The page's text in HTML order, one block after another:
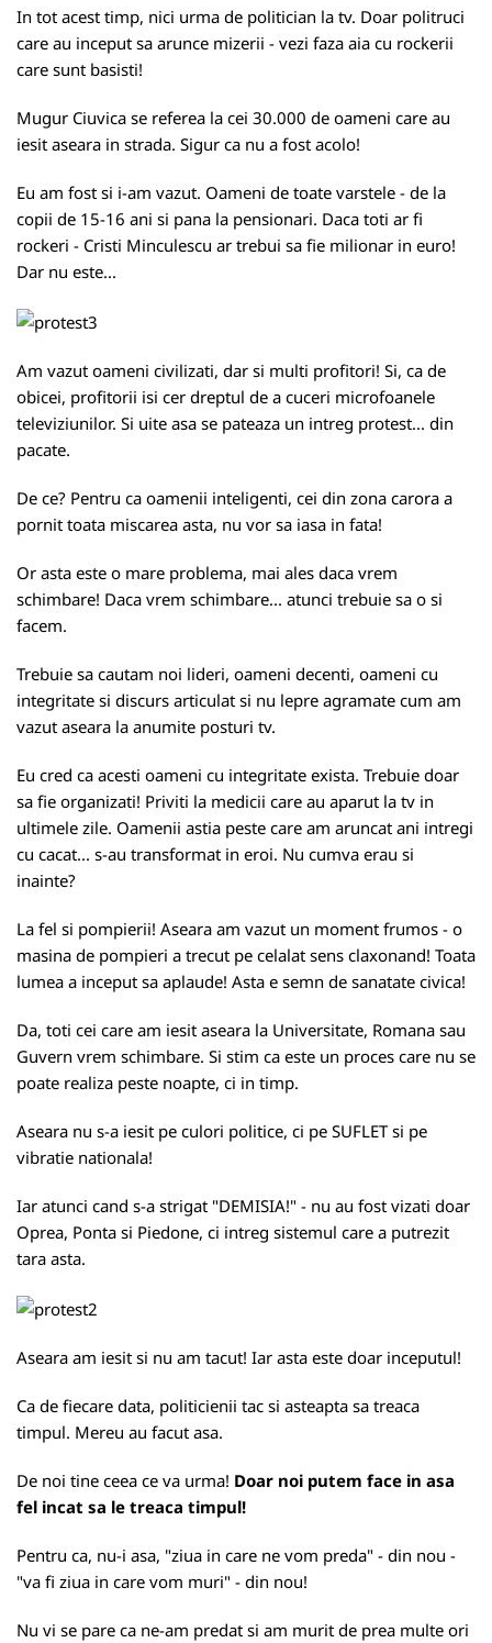
In tot acest timp, nici urma de politician la tv. Doar politruci
care au inceput sa arunce mizerii - vezi faza aia cu rockerii
care sunt basisti!
Mugur Ciuvica se referea la cei 30.000 de oameni care au
iesit aseara in strada. Sigur ca nu a fost acolo!
Eu am fost si i-am vazut. Oameni de toate varstele - de la
copii de 15-16 ani si pana la pensionari. Daca toti ar fi
rockeri - Cristi Minculescu ar trebui sa fie milionar in euro!
Dar nu este...
Am vazut oameni civilizati, dar si multi profitori! Si, ca de
obicei, profitorii isi cer dreptul de a cuceri microfoanele
televiziunilor. Si uite asa se pateaza un intreg protest... din
pacate.
De ce? Pentru ca oamenii inteligenti, cei din zona carora a
pornit toata miscarea asta, nu vor sa iasa in fata!
Or asta este o mare problema, mai ales daca vrem
schimbare! Daca vrem schimbare... atunci trebuie sa o si
facem.
Trebuie sa cautam noi lideri, oameni decenti, oameni cu
integritate si discurs articulat si nu lepre agramate cum am
vazut aseara la anumite posturi tv.
Eu cred ca acesti oameni cu integritate exista. Trebuie doar
sa fie organizati! Priviti la medicii care au aparut la tv in
ultimele zile. Oamenii astia peste care am aruncat ani intregi
cu cacat... s-au transformat in eroi. Nu cumva erau si
inainte?
La fel si pompierii! Aseara am vazut un moment frumos - o
masina de pompieri a trecut pe celalat sens claxonand! Toata
lumea a inceput sa aplaude! Asta e semn de sanatate civica!
Da, toti cei care am iesit aseara la Universitate, Romana sau
Guvern vrem schimbare. Si stim ca este un proces care nu se
poate realiza peste noapte, ci in timp.
Aseara nu s-a iesit pe culori politice, ci pe SUFLET si pe
vibratie nationala!
Iar atunci cand s-a strigat "DEMISIA!" - nu au fost vizati doar
Oprea, Ponta si Piedone, ci intreg sistemul care a putrezit
tara asta.
Aseara am iesit si nu am tacut! Iar asta este doar inceputul!
Ca de fiecare data, politicienii tac si asteapta sa treaca
timpul. Mereu au facut asa.
De noi tine ceea ce va urma! Doar noi putem face in asa
fel incat sa le treaca timpul!
Pentru ca, nu-i asa, "ziua in care ne vom preda" - din nou -
"va fi ziua in care vom muri" - din nou!
Nu vi se pare ca ne-am predat si am murit de prea multe ori